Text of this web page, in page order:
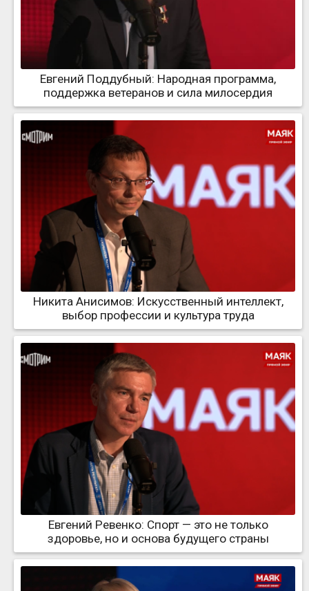
Евгений Поддубный: Народная программа,
поддержка ветеранов и сила милосердия
Никита Анисимов: Искусственный интеллект,
выбор профессии и культура труда
Евгений Ревенко: Спорт — это не только
здоровье, но и основа будущего страны